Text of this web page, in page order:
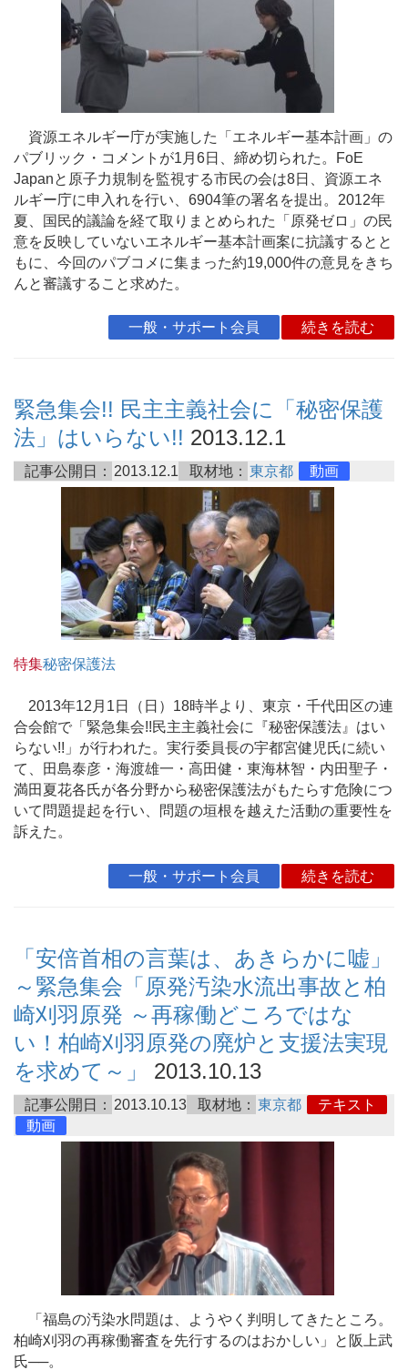
資源エネルギー庁が実施した「エネルギー基本計画」の
パブリック・コメントが1月6日、締め切られた。FoE
Japanと原子力規制を監視する市民の会は8日、資源エネ
ルギー庁に申入れを行い、6904筆の署名を提出。2012年
夏、国民的議論を経て取りまとめられた「原発ゼロ」の民
意を反映していないエネルギー基本計画案に抗議するとと
もに、今回のパブコメに集まった約19,000件の意見をきち
んと審議すること求めた。
一般・サポート会員 続きを読む
緊急集会!! 民主主義社会に「秘密保護
法」はいらない!! 2013.12.1
記事公開日： 2013.12.1 取材地： 東京都 動画
特集秘密保護法
2013年12月1日（日）18時半より、東京・千代田区の連
合会館で「緊急集会!!民主主義社会に『秘密保護法』はい
らない!!」が行われた。実行委員長の宇都宮健児氏に続い
て、田島泰彦・海渡雄一・高田健・東海林智・内田聖子・
満田夏花各氏が各分野から秘密保護法がもたらす危険につ
いて問題提起を行い、問題の垣根を越えた活動の重要性を
訴えた。
一般・サポート会員 続きを読む
「安倍首相の言葉は、あきらかに嘘」
～緊急集会「原発汚染水流出事故と柏
崎刈羽原発 ～再稼働どころではな
い！柏崎刈羽原発の廃炉と支援法実現
を求めて～」
2013.10.13
記事公開日： 2013.10.13 取材地： 東京都
テキスト
動画
「福島の汚染水問題は、ようやく判明してきたところ。
柏崎刈羽の再稼働審査を先行するのはおかしい」と阪上武
氏──。